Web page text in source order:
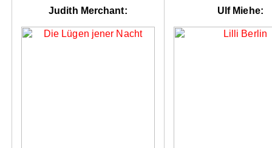
Judith Merchant: Ulf Miehe: